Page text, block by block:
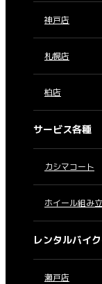
神戸店
札幌店
柏店
サービス各種
カシマコート
ホイール組み
レンタルバイ
瀬戸店